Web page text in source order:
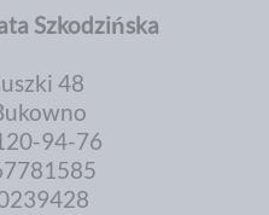
Szkodzińska
48
94-76